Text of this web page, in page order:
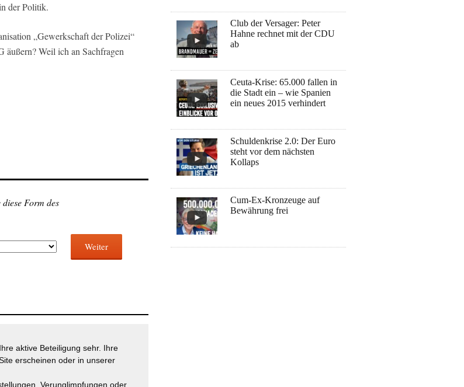
der Politik.
„Gewerkschaft der Polizei“
äußern? Weil ich an Sachfragen
Form des
Weiter
aktive Beteiligung sehr. Ihre
erscheinen oder in unserer
Verunglimpfungen oder
Club der Versager: Peter
Hahne rechnet mit der CDU
ab
Ceuta-Krise: 65.000 fallen in
die Stadt ein – wie Spanien
ein neues 2015 verhindert
Schuldenkrise 2.0: Der Euro
steht vor dem nächsten
Kollaps
Cum-Ex-Kronzeuge auf
Bewährung frei